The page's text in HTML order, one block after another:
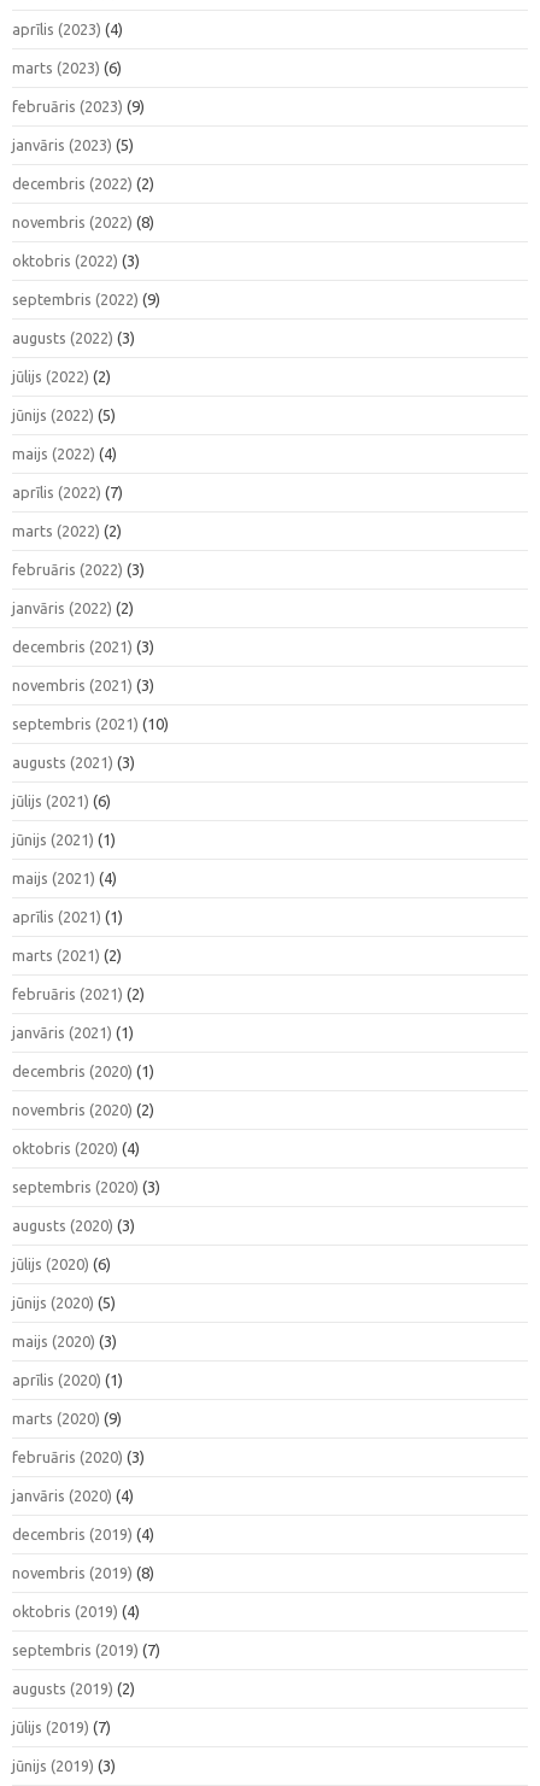
aprīlis (2023) (4)
marts (2023) (6)
februāris (2023) (9)
janvāris (2023) (5)
decembris (2022) (2)
novembris (2022) (8)
oktobris (2022) (3)
septembris (2022) (9)
augusts (2022) (3)
jūlijs (2022) (2)
jūnijs (2022) (5)
maijs (2022) (4)
aprīlis (2022) (7)
marts (2022) (2)
februāris (2022) (3)
janvāris (2022) (2)
decembris (2021) (3)
novembris (2021) (3)
septembris (2021) (10)
augusts (2021) (3)
jūlijs (2021) (6)
jūnijs (2021) (1)
maijs (2021) (4)
aprīlis (2021) (1)
marts (2021) (2)
februāris (2021) (2)
janvāris (2021) (1)
decembris (2020) (1)
novembris (2020) (2)
oktobris (2020) (4)
septembris (2020) (3)
augusts (2020) (3)
jūlijs (2020) (6)
jūnijs (2020) (5)
maijs (2020) (3)
aprīlis (2020) (1)
marts (2020) (9)
februāris (2020) (3)
janvāris (2020) (4)
decembris (2019) (4)
novembris (2019) (8)
oktobris (2019) (4)
septembris (2019) (7)
augusts (2019) (2)
jūlijs (2019) (7)
jūnijs (2019) (3)